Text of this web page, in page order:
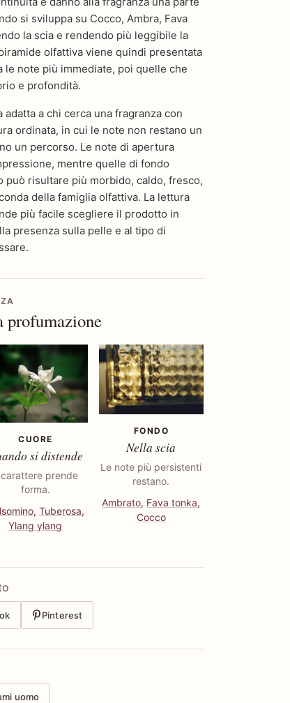
si sviluppa su Cocco, Ambra, Fava
la scia e rendendo più leggibile la
olfattiva viene quindi presentata
le note più immediate, poi quelle che
e profondità.
a chi cerca una fragranza con
ordinata, in cui le note non restano un
un percorso. Le note di apertura
mentre quelle di fondo
può risultare più morbido, caldo, fresco,
della famiglia olfattiva. La lettura
più facile scegliere il prodotto in
presenza sulla pelle e al tipo di
profumazione
CUORE
si distende
prende
forma.
, Tuberosa,
Ylang ylang
FONDO
Nella scia
Le note più persistenti
restano.
Ambrato, Fava tonka,
Cocco
Pinterest
uomo